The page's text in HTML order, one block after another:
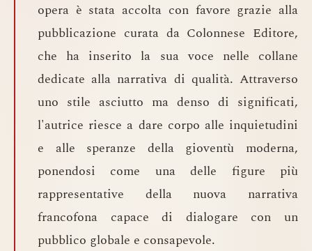
opera è stata accolta con favore grazie alla
pubblicazione curata da Colonnese Editore,
che ha inserito la sua voce nelle collane
dedicate alla narrativa di qualità. Attraverso
uno stile asciutto ma denso di significati,
l'autrice riesce a dare corpo alle inquietudini
e alle speranze della gioventù moderna,
ponendosi come una delle figure più
rappresentative della nuova narrativa
francofona capace di dialogare con un
pubblico globale e consapevole.